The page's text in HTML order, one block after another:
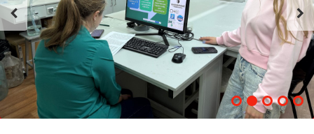
Сведения об
образовательной
организации
ENG SPN CHI